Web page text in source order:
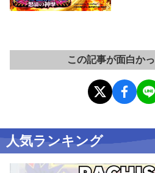
この記事が面白か
人気ランキング